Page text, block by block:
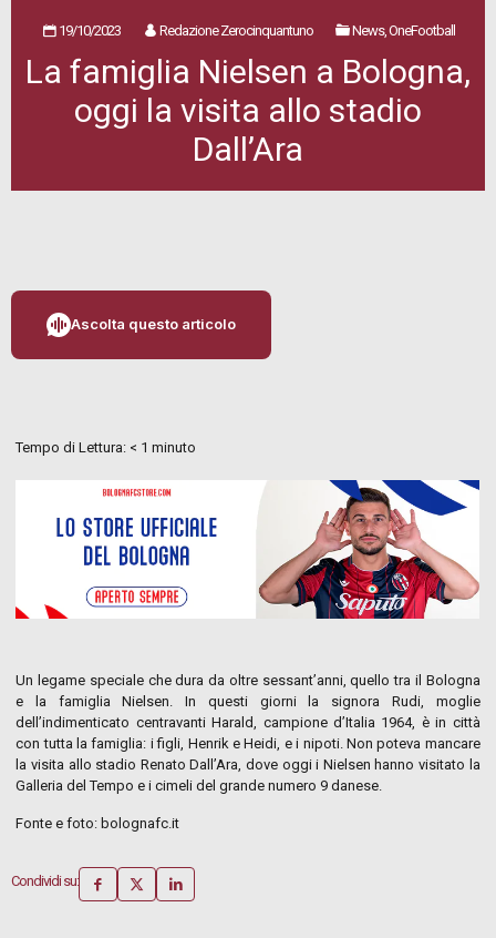
19/10/2023 Redazione Zerocinquantuno News, OneFootball
La famiglia Nielsen a Bologna,
oggi la visita allo stadio
Dall’Ara
Ascolta questo articolo
Tempo di Lettura: < 1 minuto
Un legame speciale che dura da oltre sessant’anni, quello tra il Bologna
e la famiglia Nielsen. In questi giorni la signora Rudi, moglie
dell’indimenticato centravanti Harald, campione d’Italia 1964, è in città
con tutta la famiglia: i figli, Henrik e Heidi, e i nipoti. Non poteva mancare
la visita allo stadio Renato Dall’Ara, dove oggi i Nielsen hanno visitato la
Galleria del Tempo e i cimeli del grande numero 9 danese.
Fonte e foto: bolognafc.it
Condividi su: